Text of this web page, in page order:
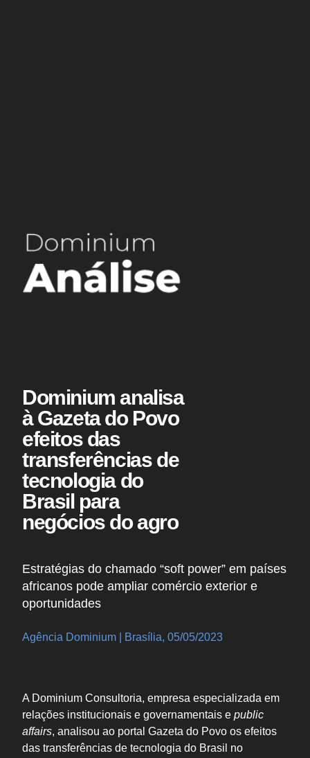
Dominium analisa
à Gazeta do Povo
efeitos das
transferências de
tecnologia do
Brasil para
negócios do agro
Estratégias do chamado “soft power” em países
africanos pode ampliar comércio exterior e
oportunidades
Agência Dominium | Brasília, 05/05/2023
A Dominium Consultoria, empresa especializada em
relações institucionais e governamentais e public
affairs, analisou ao portal Gazeta do Povo os efeitos
das transferências de tecnologia do Brasil no